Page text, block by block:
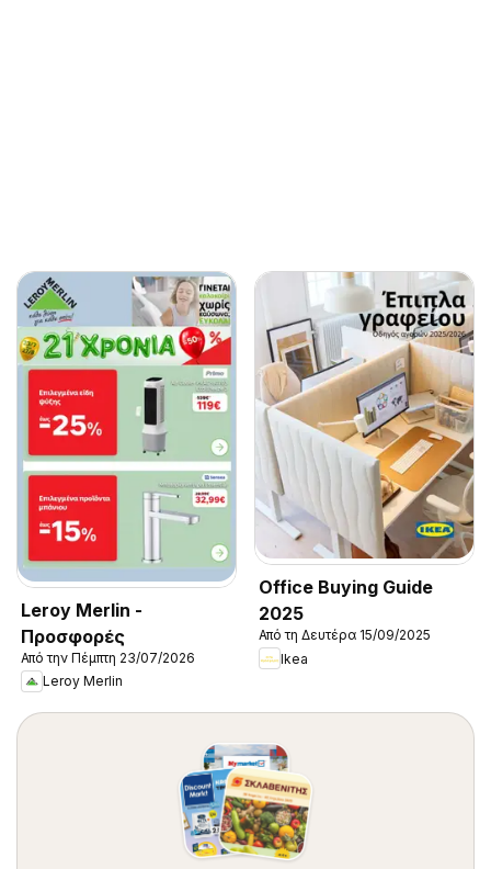
Leroy Merlin -
Προσφορές
Από την Πέμπτη 23/07/2026
Leroy Merlin
Office Buying Guide
2025
Από τη Δευτέρα 15/09/2025
Ikea